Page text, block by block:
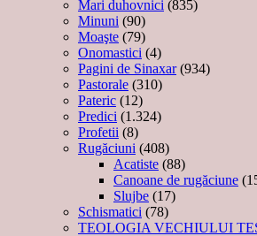
Mari duhovnici (835)
Minuni (90)
Moaşte (79)
Onomastici (4)
Pagini de Sinaxar(934)
Pastorale (310)
Pateric (12)
Predici (1.324)
Profetii (8)
Rugăciuni (408)
Acatiste (88)
Canoane de rugăciune
Slujbe (17)
Schismatici (78)
TEOLOGIA VECHIULUI